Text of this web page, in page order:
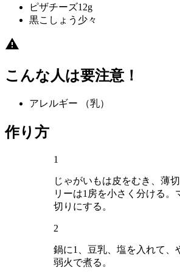
ピザチーズ12g
黒こしょう 少々
こんな人は要注意！
アレルギー （乳）
作り方
1
じゃがいもは皮をむき、薄
リーは1房を小さく分ける。
切りにする。
2
鍋に1、豆乳、塩を入れて、
弱火で煮る。